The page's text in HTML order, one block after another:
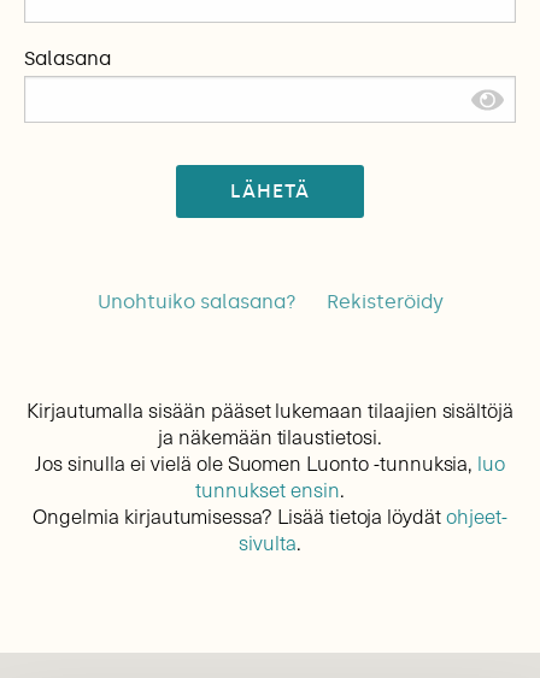
Salasana
LÄHETÄ
Unohtuiko salasana? Rekisteröidy
Kirjautumalla sisään pääset lukemaan tilaajien sisältöjä
ja näkemään tilaustietosi.
Jos sinulla ei vielä ole Suomen Luonto -tunnuksia, luo
tunnukset ensin.
Ongelmia kirjautumisessa? Lisää tietoja löydätohjeet-
sivulta.